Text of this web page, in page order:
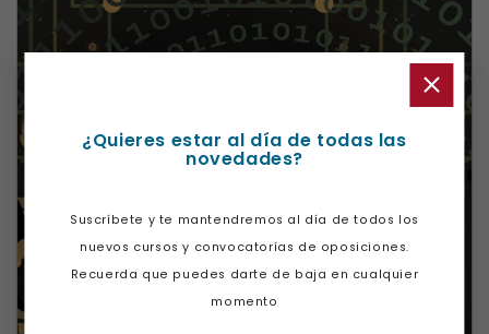
¿Quieres estar al día de todas las
novedades?
Suscríbete y te mantendremos al día de todos los
nuevos cursos y convocatorías de oposiciones.
Recuerda que puedes darte de baja en cualquier
momento